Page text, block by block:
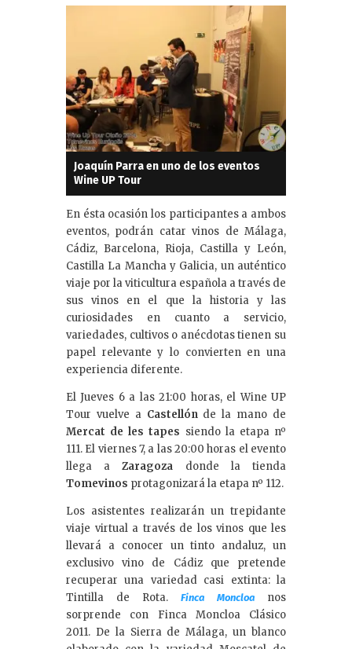
Joaquín Parra en uno de los eventos
Wine UP Tour
En ésta ocasión los participantes a ambos
eventos, podrán catar vinos de Málaga,
Cádiz, Barcelona, Rioja, Castilla y León,
Castilla La Mancha y Galicia, un auténtico
viaje por la viticultura española a través de
sus vinos en el que la historia y las
curiosidades en cuanto a servicio,
variedades, cultivos o anécdotas tienen su
papel relevante y lo convierten en una
experiencia diferente.
El Jueves 6 a las 21:00 horas, el Wine UP
Tour vuelve a Castellónde la mano de
Mercat de les tapes siendo la etapa nº
111. El viernes 7, a las 20:00 horas el evento
llega aZaragoza donde la tienda
Tomevinos protagonizará la etapa nº 112.
Los asistentes realizarán un trepidante
viaje virtual a través de los vinos que les
llevará a conocer un tinto andaluz, un
exclusivo vino de Cádiz que pretende
recuperar una variedad casi extinta: la
Tintilla de Rota. Finca Moncloa nos
sorprende con Finca Moncloa Clásico
2011. De la Sierra de Málaga, un blanco